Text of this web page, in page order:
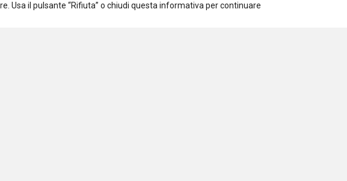
Usa il pulsante “Rifiuta” o chiudi questa informativa per continuare